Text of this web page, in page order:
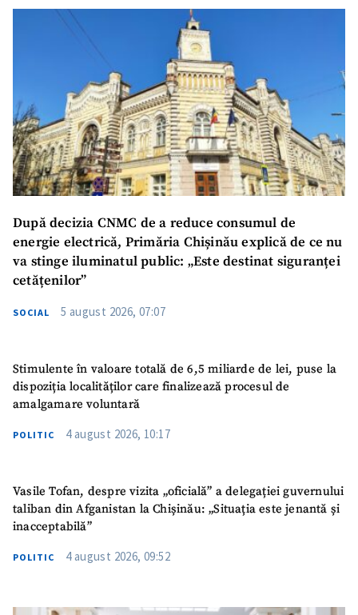
După decizia CNMC de a reduce consumul de
energie electrică, Primăria Chișinău explică de ce nu
va stinge iluminatul public: „Este destinat siguranței
cetățenilor”
SOCIAL 5 august 2026, 07:07
Stimulente în valoare totală de 6,5 miliarde de lei, puse la
dispoziția localităților care finalizează procesul de
amalgamare voluntară
POLITIC 4 august 2026, 10:17
Vasile Tofan, despre vizita „oficială” a delegației guvernului
taliban din Afganistan la Chișinău: „Situația este jenantă și
inacceptabilă”
POLITIC 4 august 2026, 09:52